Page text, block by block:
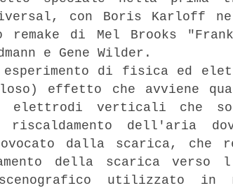
con Boris Karloff
remake di Mel Brooks
e Gene Wilder.
di fisica ed
effetto che avviene
elettrodi verticali che
dell'aria
dalla scarica,
della scarica
scenografico utilizzato